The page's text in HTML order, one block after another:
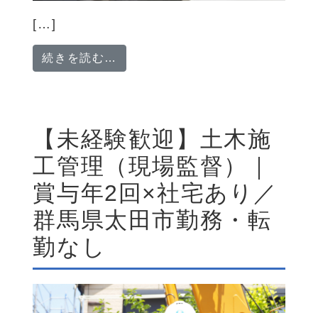
[…]
続きを読む…
【未経験歓迎】土木施
工管理（現場監督）｜
賞与年2回×社宅あり／
群馬県太田市勤務・転
勤なし